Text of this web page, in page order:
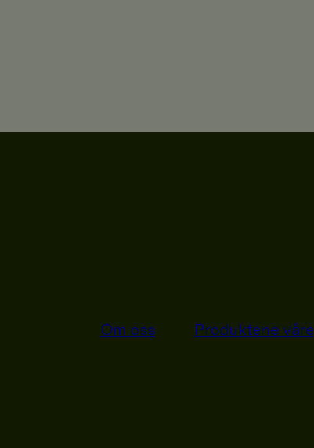
Om oss Produktene våre